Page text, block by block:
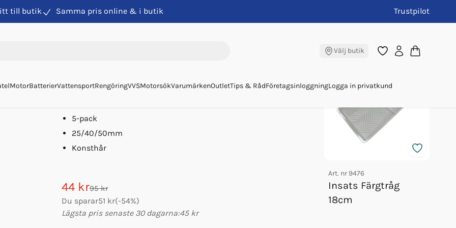
till butik Samma pris online & i butik Trustpilot
Välj butik
MotorBatterierVattensportRengöringVVSMotorsökVarumärkenOutletTips & RådFöretagsinloggningLogga in privatkund
pack 2x25/2x40/50
5-pack
25/40/50mm
Konsthår
44 kr95 kr
Du sparar51 kr(-54%)
Lägsta pris senaste 30 dagarna:45 kr
Art. nr 9476
Insats Färgtråg
18cm